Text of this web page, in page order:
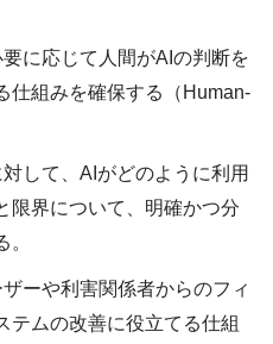
要に応じて人間がAIの判断を
仕組みを確保する（Human-
して、AIがどのように利用
限界について、明確かつ分
ーや利害関係者からのフィ
テムの改善に役立てる仕組